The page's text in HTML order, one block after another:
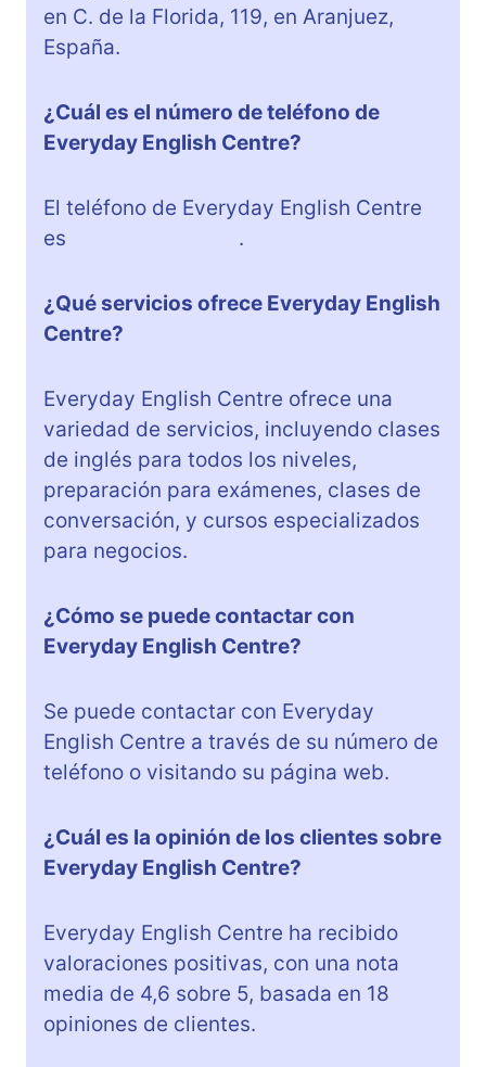
en C. de la Florida, 119, en Aranjuez,
España.
¿Cuál es el número de teléfono de
Everyday English Centre?
El teléfono de Everyday English Centre
es
.
¿Qué servicios ofrece Everyday English
Centre?
Everyday English Centre ofrece una
variedad de servicios, incluyendo clases
de inglés para todos los niveles,
preparación para exámenes, clases de
conversación, y cursos especializados
para negocios.
¿Cómo se puede contactar con
Everyday English Centre?
Se puede contactar con Everyday
English Centre a través de su número de
teléfono o visitando su página web.
¿Cuál es la opinión de los clientes sobre
Everyday English Centre?
Everyday English Centre ha recibido
valoraciones positivas, con una nota
media de 4,6 sobre 5, basada en 18
opiniones de clientes.